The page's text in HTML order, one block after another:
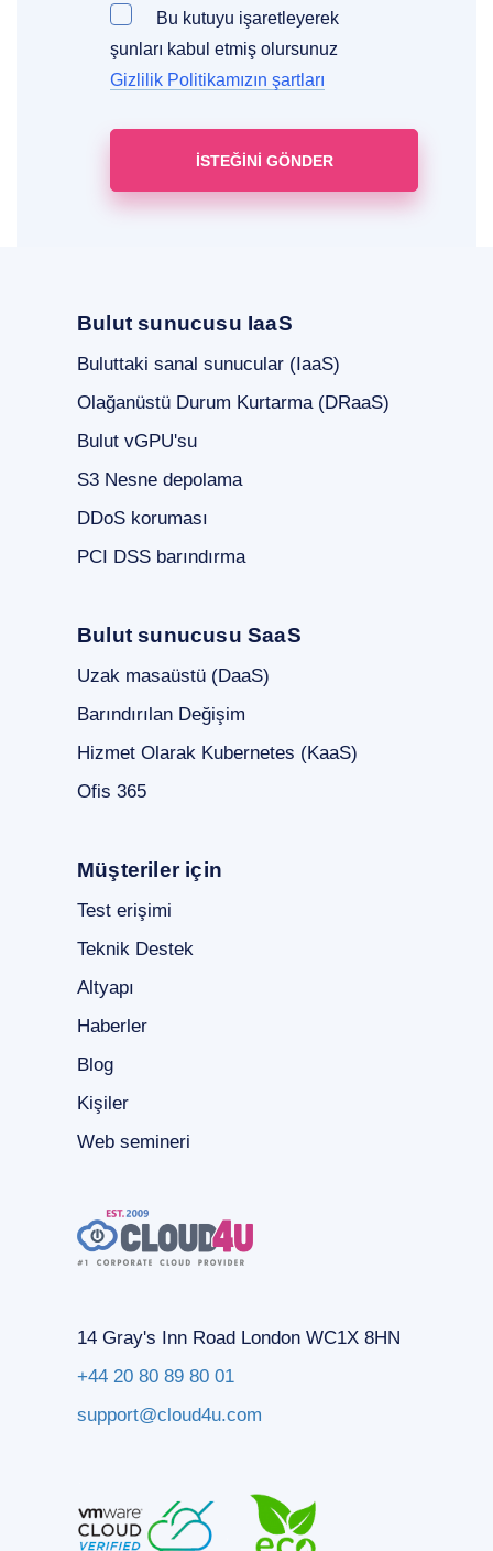
Bu kutuyu işaretleyerek
şunları kabul etmiş olursunuz
Gizlilik Politikamızın şartları
Bulut sunucusu IaaS
Buluttaki sanal sunucular (IaaS)
Olağanüstü Durum Kurtarma (DRaaS)
Bulut vGPU'su
S3 Nesne depolama
DDoS koruması
PCI DSS barındırma
Bulut sunucusu SaaS
Uzak masaüstü (DaaS)
Barındırılan Değişim
Hizmet Olarak Kubernetes (KaaS)
Ofis 365
Müşteriler için
Test erişimi
Teknik Destek
Altyapı
Haberler
Blog
Kişiler
Web semineri
14 Gray's Inn Road London WC1X 8HN
+44 20 80 89 80 01
support@cloud4u.com